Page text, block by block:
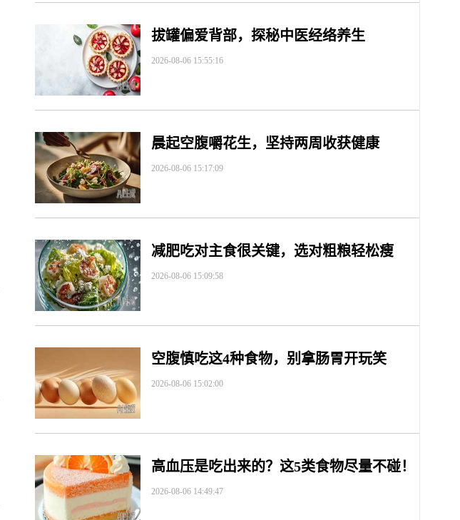
拔罐偏爱背部，探秘中医经络养生
2026-08-06 15:55:16
晨起空腹嚼花生，坚持两周收获健康
2026-08-06 15:17:09
减肥吃对主食很关键，选对粗粮轻松瘦
2026-08-06 15:09:58
空腹慎吃这4种食物，别拿肠胃开玩笑
2026-08-06 15:02:00
高血压是吃出来的？这5类食物尽量不碰！
2026-08-06 14:49:47